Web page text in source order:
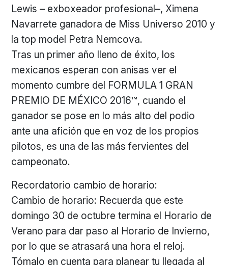
Lewis – exboxeador profesional–, Ximena
Navarrete ganadora de Miss Universo 2010 y
la top model Petra Nemcova.
Tras un primer año lleno de éxito, los
mexicanos esperan con anisas ver el
momento cumbre del FORMULA 1 GRAN
PREMIO DE MÉXICO 2016™, cuando el
ganador se pose en lo más alto del podio
ante una afición que en voz de los propios
pilotos, es una de las más fervientes del
campeonato.
Recordatorio cambio de horario:
Cambio de horario: Recuerda que este
domingo 30 de octubre termina el Horario de
Verano para dar paso al Horario de Invierno,
por lo que se atrasará una hora el reloj.
Tómalo en cuenta para planear tu llegada al